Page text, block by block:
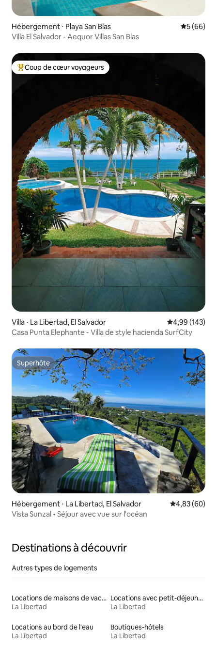
Hébergement ⋅ Playa San Blas
5 (66)
Villa El Salvador - Aequor Villas San Blas
Coups de cœur voyageurs les plus appréciés
Coup de cœur voyageurs
Villa ⋅ La Libertad, El Salvador Évaluation
4,99 (143)
Casa Punta Elephante - Villa de style hacienda SurfCity
Superhôte
Superhôte
Hébergement ⋅ La Libertad, El Salvador Évaluation
4,83 (60)
Vista Sunzal • Séjour avec vue sur l'océan
Destinations à découvrir
Autres types de logements
Locations de maisons de vacances
La Libertad
Locations avec petit-déjeuner
La Libertad
Locations au bord de l'eau
La Libertad
Boutiques-hôtels
La Libertad